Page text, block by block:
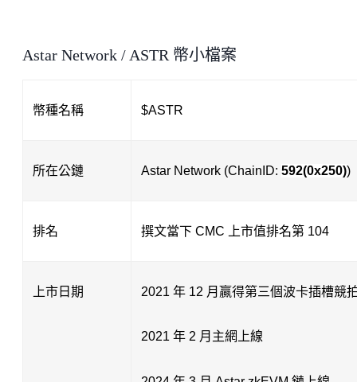
Astar Network / ASTR 幣小檔案
幣種名稱 $ASTR
所在公鏈 Astar Network (ChainID: 592(0x250))
排名 撰文當下 CMC 上市值排名第 104
上市日期 2021 年 12 月贏得第三個波卡插槽競
2021 年 2 月主網上線